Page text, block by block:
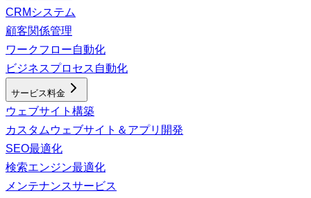
CRMシステム
顧客関係管理
ワークフロー自動化
ビジネスプロセス自動化
サービス料金
ウェブサイト構築
カスタムウェブサイト＆アプリ開発
SEO最適化
検索エンジン最適化
メンテナンスサービス